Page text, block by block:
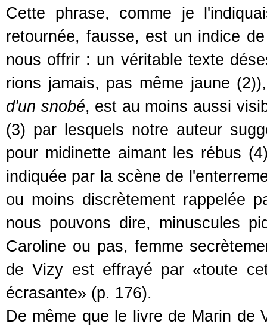
Cette phrase, comme je
retournée, fausse, est un indice
nous offrir : un véritable texte
rions jamais, pas même jaune
d'un snobé, est au moins aussi
(3) par lesquels notre auteur
pour midinette aimant les rébus
indiquée par la scène de
ou moins discrètement rappelée
nous pouvons dire, minuscules
Caroline ou pas, femme
de Vizy est effrayé par «toute
écrasante» (p. 176).
De même que le livre de Marin de